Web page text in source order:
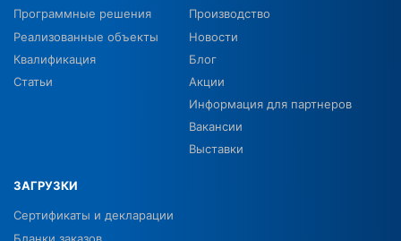
Программные решения
Реализованные объекты
Квалификация
Статьи
Производство
Новости
Блог
Акции
Информация для партнеров
Вакансии
Выставки
ЗАГРУЗКИ
Сертификаты и декларации